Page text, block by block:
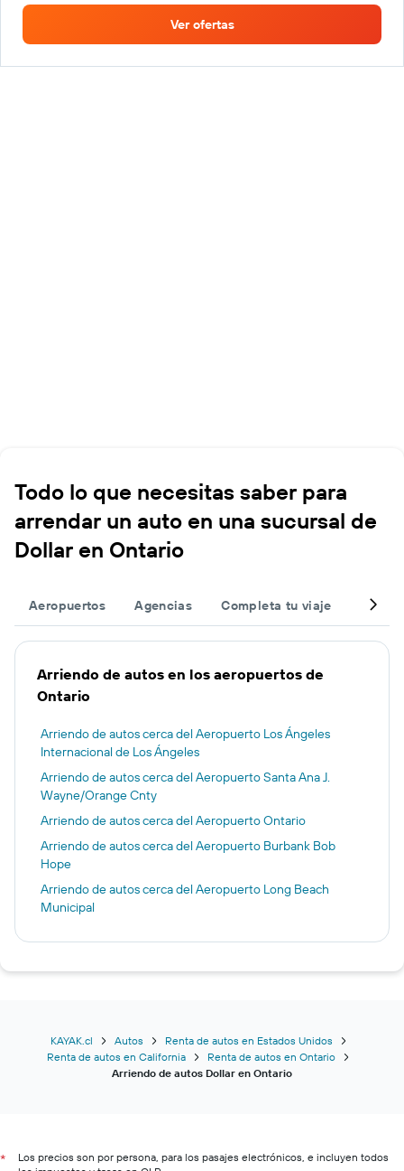
Ver ofertas
Todo lo que necesitas saber para
arrendar un auto en una sucursal de
Dollar en Ontario
Aeropuertos Agencias Completa tu viaje Otros
Arriendo de autos en los aeropuertos de
Ontario
Arriendo de autos cerca del Aeropuerto Los Ángeles
Internacional de Los Ángeles
Arriendo de autos cerca del Aeropuerto Santa Ana J.
Wayne/Orange Cnty
Arriendo de autos cerca del Aeropuerto Ontario
Arriendo de autos cerca del Aeropuerto Burbank Bob
Hope
Arriendo de autos cerca del Aeropuerto Long Beach
Municipal
KAYAK.cl Autos
Renta de autos en Estados Unidos
Renta de autos en California
Renta de autos en Ontario
Arriendo de autos Dollar en Ontario
*
Los precios son por persona, para los pasajes electrónicos, e incluyen todos